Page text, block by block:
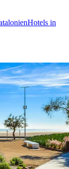
Hotels in